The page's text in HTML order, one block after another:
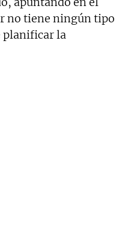
no tiene ningún tipo
planificar la